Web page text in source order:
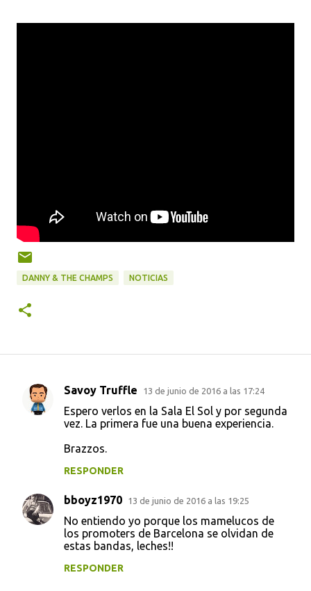
DANNY & THE CHAMPS NOTICIAS
C
t
a
Savoy Truffle 13 de junio de 2016 a las 17:24
Espero verlos en la Sala El Sol y por segunda
vez. La primera fue una buena experiencia.
Brazzos.
RESPONDER
bboyz1970 13 de junio de 2016 a las 19:25
No entiendo yo porque los mamelucos de
los promoters de Barcelona se olvidan de
estas bandas, leches!!
RESPONDER